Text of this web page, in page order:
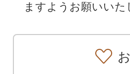
ますようお願いいた